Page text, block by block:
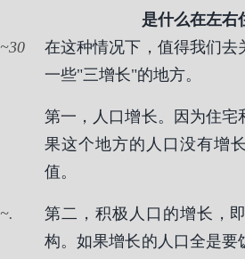
是什么在左右
30
在这种情况下，值得我们去
一些"三增长"的地方。
第一，人口增长。因为住宅
果这个地方的人口没有增
值。
.
第二，积极人口的增长，
构。如果增长的人口全是要